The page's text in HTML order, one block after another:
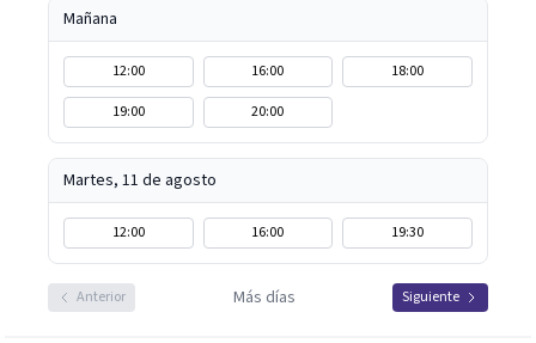
emocional con una mirada práctica sobre tu vida diaria.
Mañana
12:00 16:00
18:00
19:00
20:00
Martes, 11 de agosto
12:00 16:00 19:30
Anterior Más días Siguiente